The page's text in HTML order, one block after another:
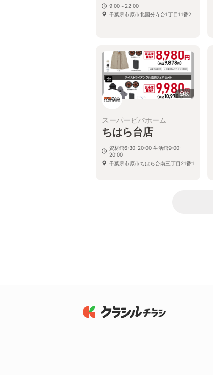
9:00～22:00
千葉県市原市北国分寺台1丁目11番2
9枚
スーパービバホーム
ちはら台店
資材館6:30-20:00 生活館9:00-
20:00
千葉県市原市ちはら台南三丁目21番1